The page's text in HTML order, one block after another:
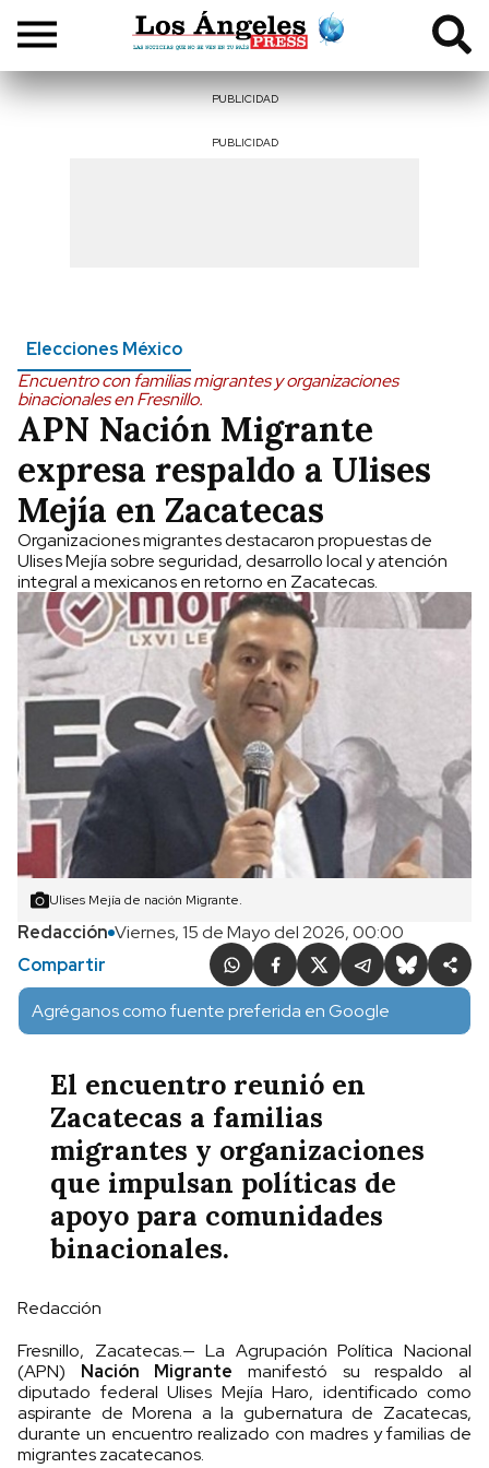
PUBLICIDAD
PUBLICIDAD
Elecciones México
Encuentro con familias migrantes y organizaciones
binacionales en Fresnillo.
APN Nación Migrante
expresa respaldo a Ulises
Mejía en Zacatecas
Organizaciones migrantes destacaron propuestas de
Ulises Mejía sobre seguridad, desarrollo local y atención
integral a mexicanos en retorno en Zacatecas.
Ulises Mejía de nación Migrante.
Redacción Viernes, 15 de Mayo del 2026, 00:00
Compartir
Agréganos como fuente preferida en Google
El encuentro reunió en
Zacatecas a familias
migrantes y organizaciones
que impulsan políticas de
apoyo para comunidades
binacionales.
Redacción
Fresnillo, Zacatecas.— La Agrupación Política Nacional
(APN) Nación Migrante manifestó su respaldo al
diputado federal Ulises Mejía Haro, identificado como
aspirante de Morena a la gubernatura de Zacatecas,
durante un encuentro realizado con madres y familias de
migrantes zacatecanos.